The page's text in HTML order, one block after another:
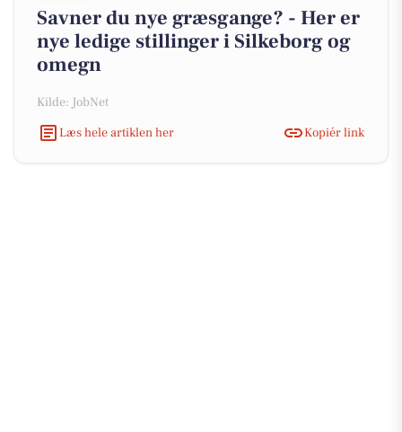
Savner du nye græsgange? - Her er
nye ledige stillinger i Silkeborg og
omegn
Kilde: JobNet
Læs hele artiklen her
Kopiér link